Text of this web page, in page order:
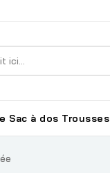
Sac à dos Trousses